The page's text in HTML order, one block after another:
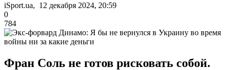
iSport.ua, 12 декабря 2024, 20:59
0
784
Фран Соль не готов рисковать собой.